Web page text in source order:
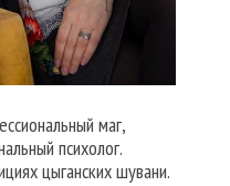
маг,
психолог.
цыганских шувани.